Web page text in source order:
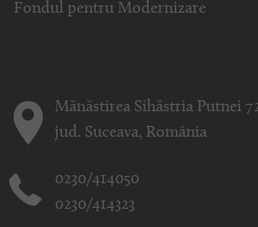
Fondul pentru Modernizare
Mănăstirea Sihăstria Putnei
jud. Suceava, România
0230/414050
0230/414323